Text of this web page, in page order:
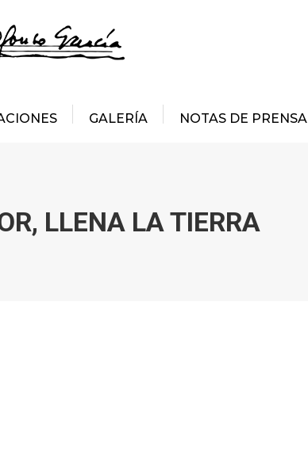
GALERÍA NOTAS DE PRENSA
LLENA LA TIERRA